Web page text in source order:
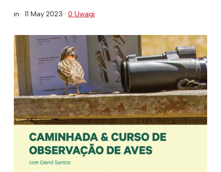
in · 11 May 2023 · 0 Uwagi